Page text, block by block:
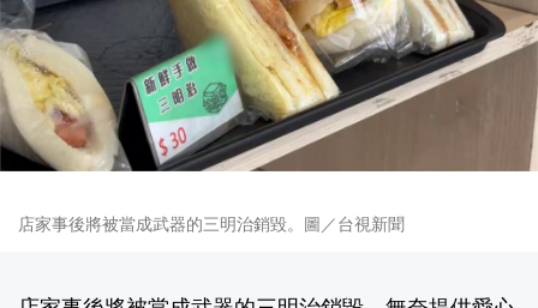
店家事後將被當成武器的三明治銷毀。圖／台視新聞